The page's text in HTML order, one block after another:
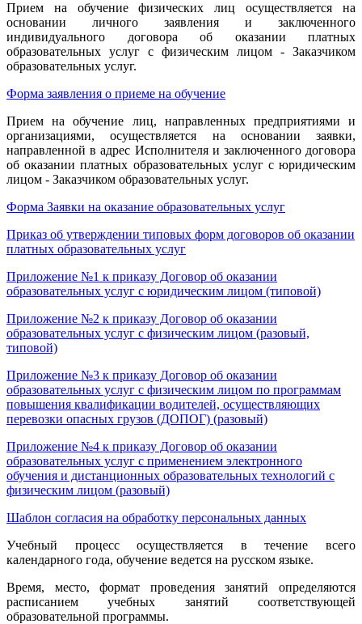
Прием на обучение физических лиц осуществляется на
основании личного заявления и заключенного
индивидуального договора об оказании платных
образовательных услуг с физическим лицом - Заказчиком
образовательных услуг.
Форма заявления о приеме на обучение
Прием на обучение лиц, направленных предприятиями и
организациями, осуществляется на основании заявки,
направленной в адрес Исполнителя и заключенного договора
об оказании платных образовательных услуг с юридическим
лицом - Заказчиком образовательных услуг.
Форма Заявки на оказание образовательных услуг
Приказ об утверждении типовых форм договоров об оказании
платных образовательных услуг
Приложение №1 к приказу Договор об оказании
образовательных услуг с юридическим лицом (типовой)
Приложение №2 к приказу Договор об оказании
образовательных услуг с физическим лицом (разовый,
типовой)
Приложение №3 к приказу Договор об оказании
образовательных услуг с физическим лицом по программам
повышения квалификации водителей, осуществляющих
перевозки опасных грузов (ДОПОГ) (разовый)
Приложение №4 к приказу Договор об оказании
образовательных услуг с применением электронного
обучения и дистанционных образовательных технологий с
физическим лицом (разовый)
Шаблон согласия на обработку персональных данных
Учебный процесс осуществляется в течение всего
календарного года, обучение ведется на русском языке.
Время, место, формат проведения занятий определяются
расписанием учебных занятий соответствующей
образовательной программы.